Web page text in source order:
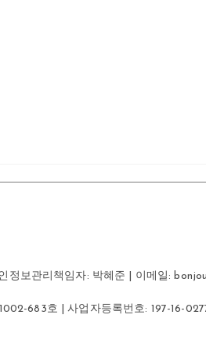
정보관리책임자: 박혜준 | 이메일:
683호 | 사업자등록번호: 197-16-